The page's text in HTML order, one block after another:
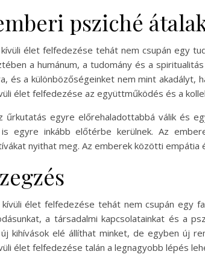
psziché
élet felfedezése tehát nem csupán egy
a humánum, a tudomány és a
és a különbözőségeinket nem mint akadályt,
élet felfedezése az együttműködés és a
űrkutatás egyre előrehaladottabbá válik és
egyre inkább előtérbe kerülnek. Az
nyithat meg. Az emberek közötti
élet felfedezése tehát nem csupán egy
a társadalmi kapcsolatainkat és a
kihívások elé állíthat minket, de egyben új
élet felfedezése talán a legnagyobb lépés